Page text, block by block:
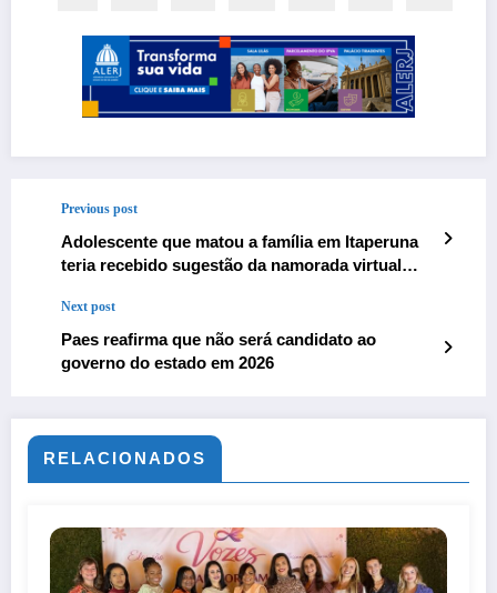
Previous post
Adolescente que matou a família em Itaperuna
teria recebido sugestão da namorada virtual
Next post
Paes reafirma que não será candidato ao
governo do estado em 2026
RELACIONADOS